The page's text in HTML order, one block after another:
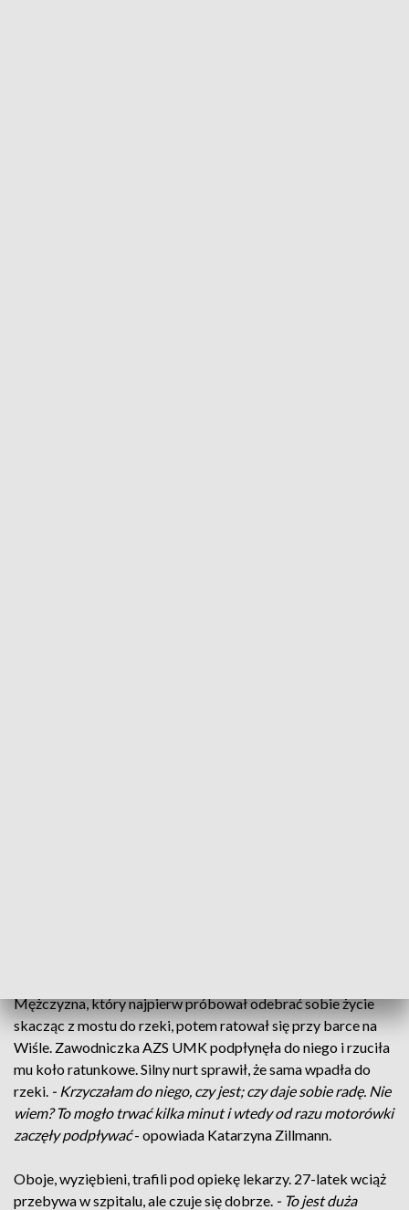
Mężczyzna, który najpierw próbował odebrać sobie życie
skacząc z mostu do rzeki, potem ratował się przy barce na
Wiśle. Zawodniczka AZS UMK podpłynęła do niego i rzuciła
mu koło ratunkowe. Silny nurt sprawił, że sama wpadła do
rzeki. - Krzyczałam do niego, czy jest; czy daje sobie radę. Nie
wiem? To mogło trwać kilka minut i wtedy od razu motorówki
zaczęły podpływać- opowiada Katarzyna Zillmann.
Oboje, wyziębieni, trafili pod opiekę lekarzy. 27-latek wciąż
przebywa w szpitalu, ale czuje się dobrze. - To jest duża